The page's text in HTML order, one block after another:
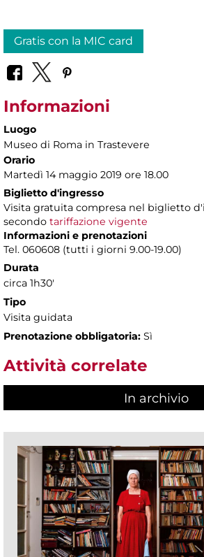
Gratis con la MIC card
Informazioni
Luogo
Museo di Roma in Trastevere
Orario
Martedì 14 maggio 2019 ore 18.00
Biglietto d'ingresso
Visita gratuita compresa nel biglietto
secondo tariffazione vigente
Informazioni e prenotazioni
Tel. 060608 (tutti i giorni 9.00-19.00)
Durata
circa 1h30'
Tipo
Visita guidata
Prenotazione obbligatoria: Sì
Attività correlate
In archivio